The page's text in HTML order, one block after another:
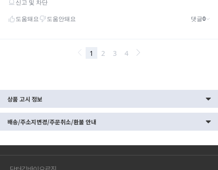
상품 고시 정보
배송/주소지변경/주문취소/환불 안내